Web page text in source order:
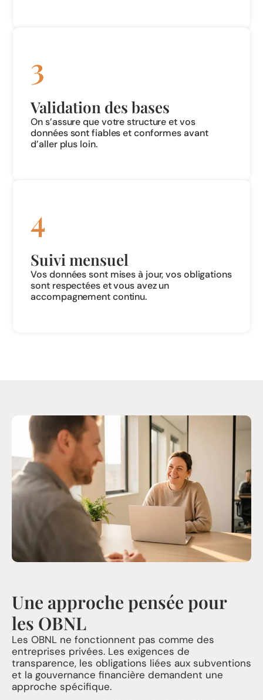
3
Validation des bases
On s’assure que votre structure et vos
données sont fiables et conformes avant
d’aller plus loin.
4
Suivi mensuel
Vos données sont mises à jour, vos obligations
sont respectées et vous avez un
accompagnement continu.
Une approche pensée pour
les OBNL
Les OBNL ne fonctionnent pas comme des
entreprises privées. Les exigences de
transparence, les obligations liées aux subventions
et la gouvernance financière demandent une
approche spécifique.